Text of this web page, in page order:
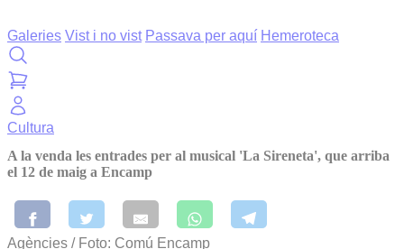
Galeries Vist i no vist Passava per aquí Hemeroteca
Cultura
A la venda les entrades per al musical 'La Sireneta', que arriba
el 12 de maig a Encamp
Agències / Foto: Comú Encamp